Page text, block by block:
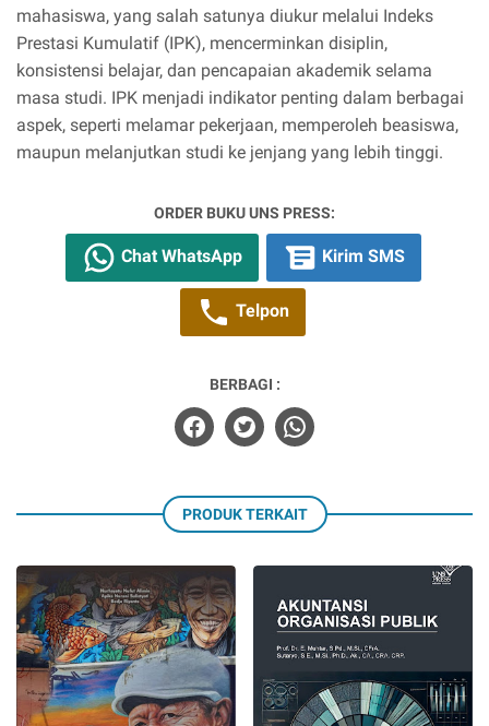
mahasiswa, yang salah satunya diukur melalui Indeks
Prestasi Kumulatif (IPK), mencerminkan disiplin,
konsistensi belajar, dan pencapaian akademik selama
masa studi. IPK menjadi indikator penting dalam berbagai
aspek, seperti melamar pekerjaan, memperoleh beasiswa,
maupun melanjutkan studi ke jenjang yang lebih tinggi.
ORDER BUKU UNS PRESS:
Chat WhatsApp Kirim SMS
Telpon
BERBAGI :
PRODUK TERKAIT